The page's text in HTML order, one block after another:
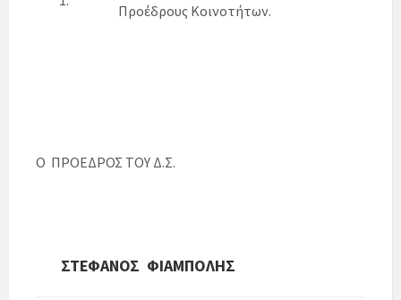
Προέδρους Κοινοτήτων.
Ο ΠΡΟΕΔΡΟΣ ΤΟΥ Δ.Σ.
ΣΤΕΦΑΝΟΣ ΦΙΑΜΠΟΛΗΣ